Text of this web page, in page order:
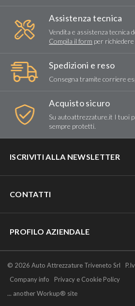
Assistenza tecnica
Vendita e assistenza tecnica
Compila il form per
Spedizioni e reso
Consegna tramite corriere
Acquisto sicuro
Su autoattrezzature.it I tuoi
sempre protetti.
CONTATTI
3808996711
(solo whatsapp)
PROFILO AZIENDALE
Chi siamo
Company profile
Servizi aziendali
ISCRIVITI ALLA NEWSLETTER
Resta aggiornato su
Policy)
SEGUICI SU
© 2026 Auto Attrezzature Triveneto Srl
Company info
Privacy e Cookie Policy
... another Workup® site